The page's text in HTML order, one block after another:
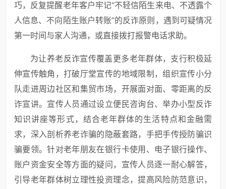
巧，反复提醒老年客户牢记“不轻信陌生来电、不透露个
人信息、不向陌生账户转账”的反诈原则，遇到可疑情况
第一时间与家人沟通，或直接拨打报警电话求助。
为让养老反诈宣传覆盖更多老年群体，支行积极延
伸宣传触角，打破厅堂宣传的地域限制，组织宣传小分
队走进周边社区和集贸市场，开展面对面、零距离的反
诈宣讲。宣传人员通过设立便民咨询台、举办小型反诈
知识讲座等形式，结合老年群体的生活特点和金融需
求，深入剖析养老诈骗的隐蔽套路，手把手传授防骗识
骗要领。针对老年朋友在银行卡使用、电子银行操作、
账户资金安全等方面的疑问，宣传人员逐一耐心解答，
引导老年群体树立理性投资理念，提高风险防范意识，